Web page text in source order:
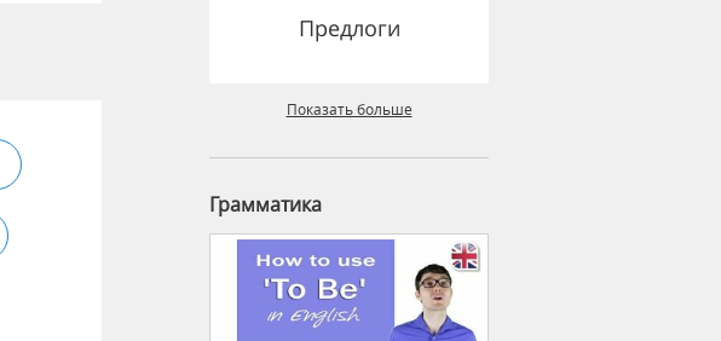
Предлоги
Показать больше
Грамматика